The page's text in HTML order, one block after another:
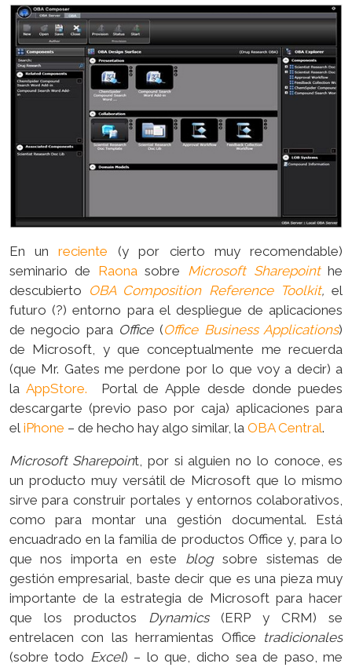
En unreciente (y por cierto muy recomendable)
seminario de Raonasobre Microsoft Sharepointhe
descubierto OBA Composition Reference Toolkit,el
futuro (?) entorno para el despliegue de aplicaciones
de negocio para Office(Office Business Applications)
de Microsoft, y que conceptualmente me recuerda
(que Mr. Gates me perdone por lo que voy a decir) a
laAppStore. Portal de Apple desde donde puedes
descargarte (previo paso por caja) aplicaciones para
el iPhone – de hecho hay algo similar, la OBA Central.
Microsoft Sharepoint, por si alguien no lo conoce, es
un producto muy versátil de Microsoft que lo mismo
sirve para construir portales y entornos colaborativos,
como para montar una gestión documental. Está
encuadrado en la familia de productos Office y, para lo
que nos importa en este blog sobre sistemas de
gestión empresarial, baste decir que es una pieza muy
importante de la estrategia de Microsoft para hacer
que los productos
Dynamics(ERP y CRM) se
entrelacen con las herramientas Office tradicionales
(sobre todo Excel) – lo que, dicho sea de paso, me